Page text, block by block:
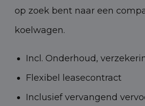
op zoek bent naar een
koelwagen.
Incl. Onderhoud,
Flexibel leasecontract
Inclusief vervangend